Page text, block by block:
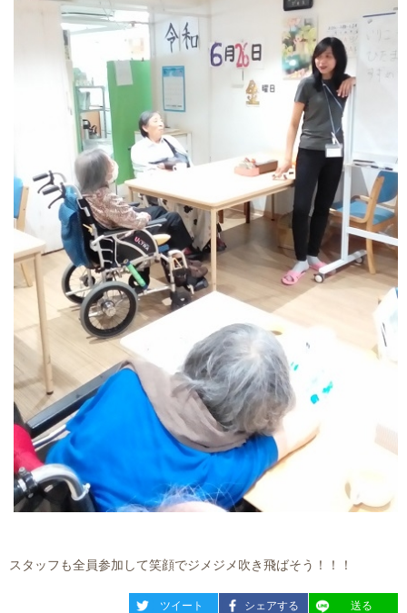
スタッフも全員参加して笑顔でジメジメ吹き飛ばそう！！！
entry643ツイート entry643
シェアする entry643
送る